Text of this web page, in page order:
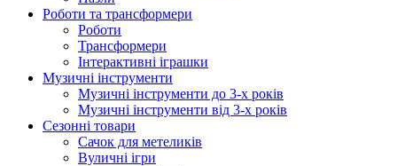
Роботи та трансформери
Роботи
Трансформери
Інтерактивні іграшки
Музичні інструменти
Музичні інструменти до 3-х років
Музичні інструменти від 3-х років
Сезонні товари
Сачок для метеликів
Вуличні ігри